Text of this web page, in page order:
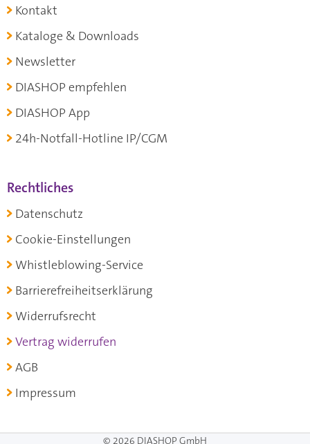
Kontakt
Kataloge & Downloads
Newsletter
DIASHOP empfehlen
DIASHOP App
24h-Notfall-Hotline IP/CGM
Rechtliches
Datenschutz
Cookie-Einstellungen
Whistleblowing-Service
Barrierefreiheitserklärung
Widerrufsrecht
Vertrag widerrufen
AGB
Impressum
© 2026 DIASHOP GmbH